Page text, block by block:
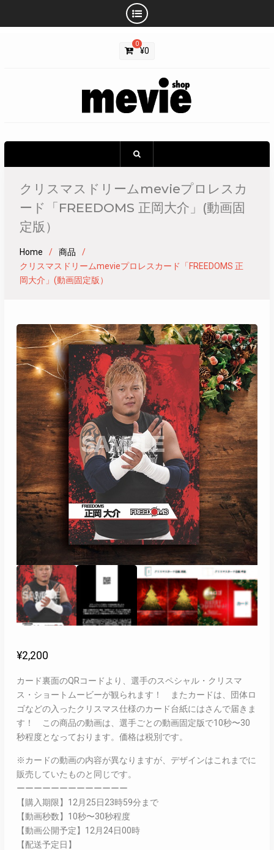
0
¥0
クリスマスドリームmevieプロレスカ
ード「FREEDOMS 正岡大介」(動画固
定版）
Home
商品
クリスマスドリームmevieプロレスカード「FREEDOMS 正
岡大介」(動画固定版）
¥2,200
カード裏面のQRコードより、選手のスペシャル・クリスマ
ス・ショートムービーが観られます！ またカードは、団体ロ
ゴなどの入ったクリスマス仕様のカード台紙にはさんで届きま
す！ この商品の動画は、選手ごとの動画固定版で10秒〜30
秒程度となっております。価格は税別です。
※カードの動画の内容が異なりますが、デザインはこれまでに
販売していたものと同じです。
ーーーーーーーーーーーーー
【購入期限】12月25日23時59分まで
【動画秒数】10秒〜30秒程度
【動画公開予定】12月24日00時
【配送予定日】